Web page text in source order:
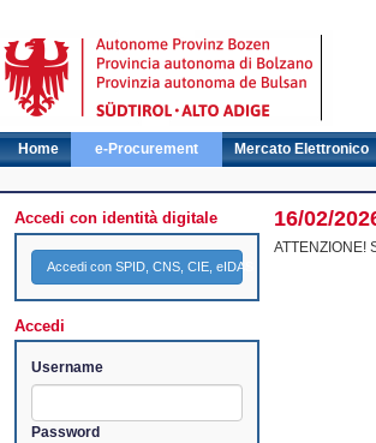
Home e-Procurement Mercato Elettronico
Accedi con identità digitale
Accedi con SPID, CNS, CIE, eIDAS
Accedi
Username
Password
16/02/
ATTENZIONE!